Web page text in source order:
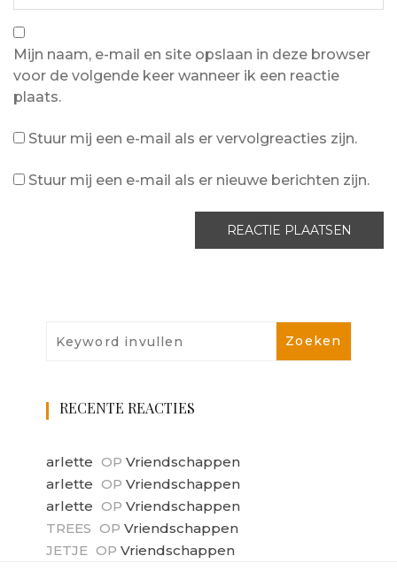
Mijn naam, e-mail en site opslaan in deze browser
voor de volgende keer wanneer ik een reactie
plaats.
Stuur mij een e-mail als er vervolgreacties zijn.
Stuur mij een e-mail als er nieuwe berichten zijn.
RECENTE REACTIES
arlette OP Vriendschappen
arlette OP Vriendschappen
arlette OP Vriendschappen
TREES OP Vriendschappen
JETJE OP Vriendschappen